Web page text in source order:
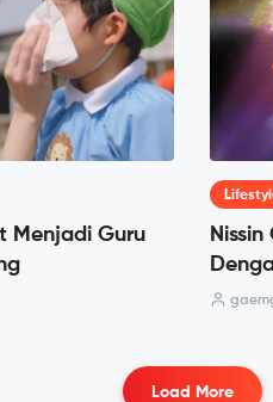
Menjadi Guru
Load More